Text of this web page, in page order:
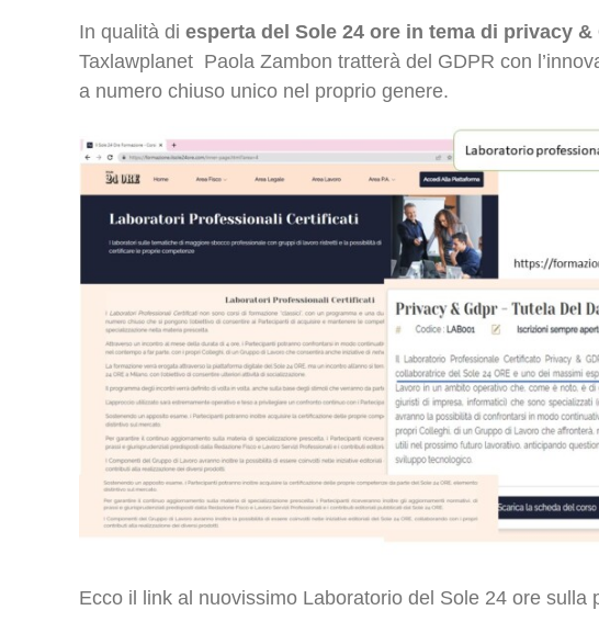
In qualità di esperta del Sole 24 ore in tema di privacy &
Taxlawplanet Paola Zambon tratterà del GDPR con
a numero chiuso unico nel proprio genere.
Ecco il link al nuovissimo Laboratorio del Sole 24 ore sulla